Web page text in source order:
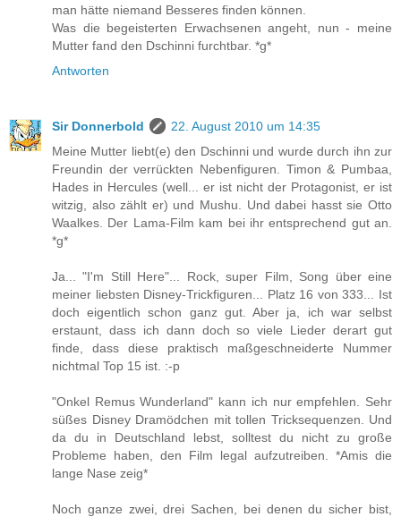
man hätte niemand Besseres finden können.
Was die begeisterten Erwachsenen angeht, nun - meine
Mutter fand den Dschinni furchtbar. *g*
Antworten
Sir Donnerbold
22. August 2010 um 14:35
Meine Mutter liebt(e) den Dschinni und wurde durch ihn zur
Freundin der verrückten Nebenfiguren. Timon & Pumbaa,
Hades in Hercules (well... er ist nicht der Protagonist, er ist
witzig, also zählt er) und Mushu. Und dabei hasst sie Otto
Waalkes. Der Lama-Film kam bei ihr entsprechend gut an.
*g*
Ja... "I'm Still Here"... Rock, super Film, Song über eine
meiner liebsten Disney-Trickfiguren... Platz 16 von 333... Ist
doch eigentlich schon ganz gut. Aber ja, ich war selbst
erstaunt, dass ich dann doch so viele Lieder derart gut
finde, dass diese praktisch maßgeschneiderte Nummer
nichtmal Top 15 ist. :-p
"Onkel Remus Wunderland" kann ich nur empfehlen. Sehr
süßes Disney Dramödchen mit tollen Tricksequenzen. Und
da du in Deutschland lebst, solltest du nicht zu große
Probleme haben, den Film legal aufzutreiben. *Amis die
lange Nase zeig*
Noch ganze zwei, drei Sachen, bei denen du sicher bist,